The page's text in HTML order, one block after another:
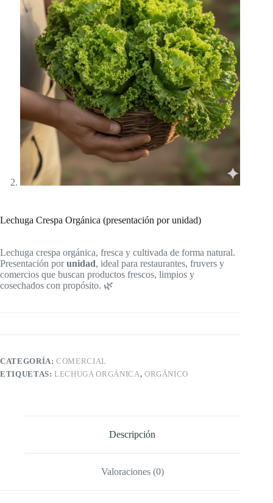
Lechuga Crespa Orgánica (presentación por unidad)
Lechuga crespa orgánica, fresca y cultivada de forma natural.
Presentación porunidad, ideal para restaurantes, fruvers y
comercios que buscan productos frescos, limpios y
cosechados con propósito. 🌿
CATEGORÍA:COMERCIAL
ETIQUETAS:LECHUGA ORGÁNICA, ORGÁNICO
Descripción
Valoraciones (0)